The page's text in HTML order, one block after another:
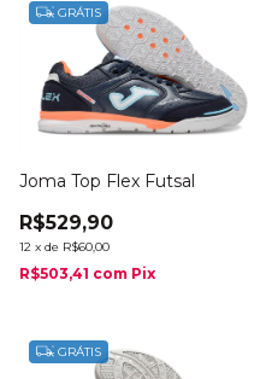
GRÁTIS
Joma Top Flex Futsal
R$529,90
12 x de R$60,00
R$503,41 com Pix
GRÁTIS